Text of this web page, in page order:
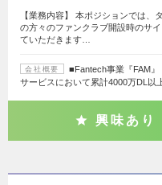
【業務内容】 本ポジションでは、
の方々のファンクラブ開設時のサ
ていただきます…
会社概要
■Fantech事業『FAM
サービスにおいて累計4000万DL以
興味あり